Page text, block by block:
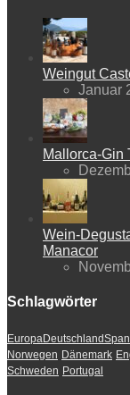
Weingut
Januar
Mallorca-Gin
Wein-
Manacor
Schlagwörter
EuropaDeutschland
Norwegen Dänemark
Schweden Portugal